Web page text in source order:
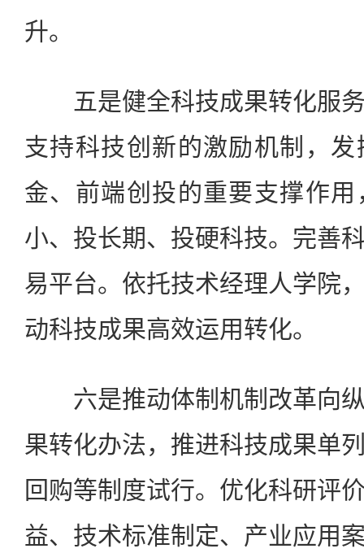
升。
五是健全科技成果转化服务
支持科技创新的激励机制，
金、前端创投的重要支撑作
小、投长期、投硬科技。完善
易平台。依托技术经理人学院
动科技成果高效运用转化。
六是推动体制机制改革向纵
果转化办法，推进科技成果单
回购等制度试行。优化科研评
益、技术标准制定、产业应用